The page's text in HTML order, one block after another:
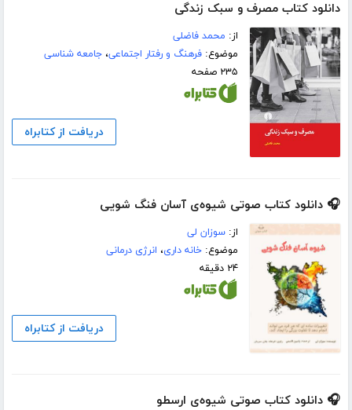
دانلود کتاب مصرف و سبک زندگی
از: محمد فاضلی
موضوع:فرهنگ و رفتار اجتماعی،جامعه شناسی
۲۳۵ صفحه
دریافت از کتابراه
🎧 دانلود کتاب صوتی شیوه‌ی آسان فنگ شویی
از:سوزان لی
موضوع:خانه داری، انرژی درمانی
۲۴ دقیقه
دریافت از کتابراه
🎧 دانلود کتاب صوتی شیوه‌ی ارسطو